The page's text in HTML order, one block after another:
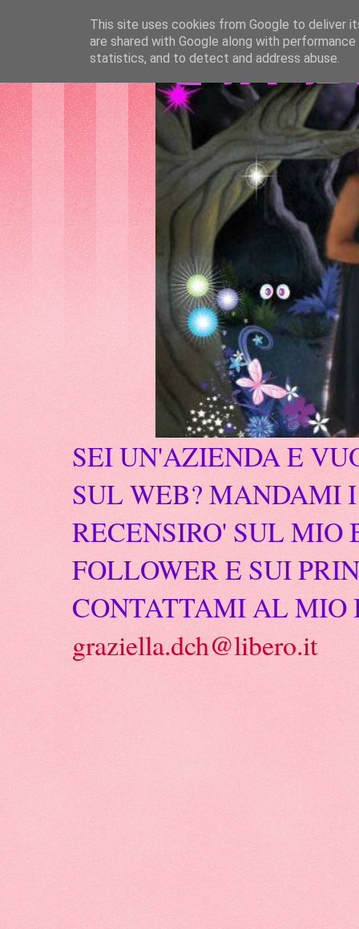
SEI UN'AZIENDA E
SUL WEB? MANDAMI
RECENSIRO' SUL
FOLLOWER E SUI
CONTATTAMI AL
graziella.dch@libero.it
This site uses cookies from Google to deliver
are shared with Google along with
statistics, and to detect and address abuse.